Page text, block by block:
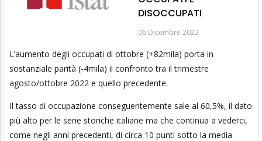
DISOCCUPATI
06 Dicembre 2022
L’aumento degli occupati di ottobre (+82mila) porta in
sostanziale parità (-4mila) il confronto tra il trimestre
agosto/ottobre 2022 e quello precedente.
Il tasso di occupazione conseguentemente sale al 60,5%, il dato
più alto per le serie storiche italiane ma che continua a vederci,
come negli anni precedenti, di circa 10 punti sotto la media